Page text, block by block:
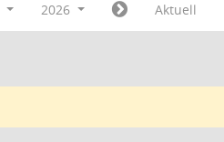
2026 Aktuell